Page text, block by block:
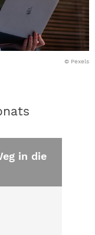
© Pexels
in die